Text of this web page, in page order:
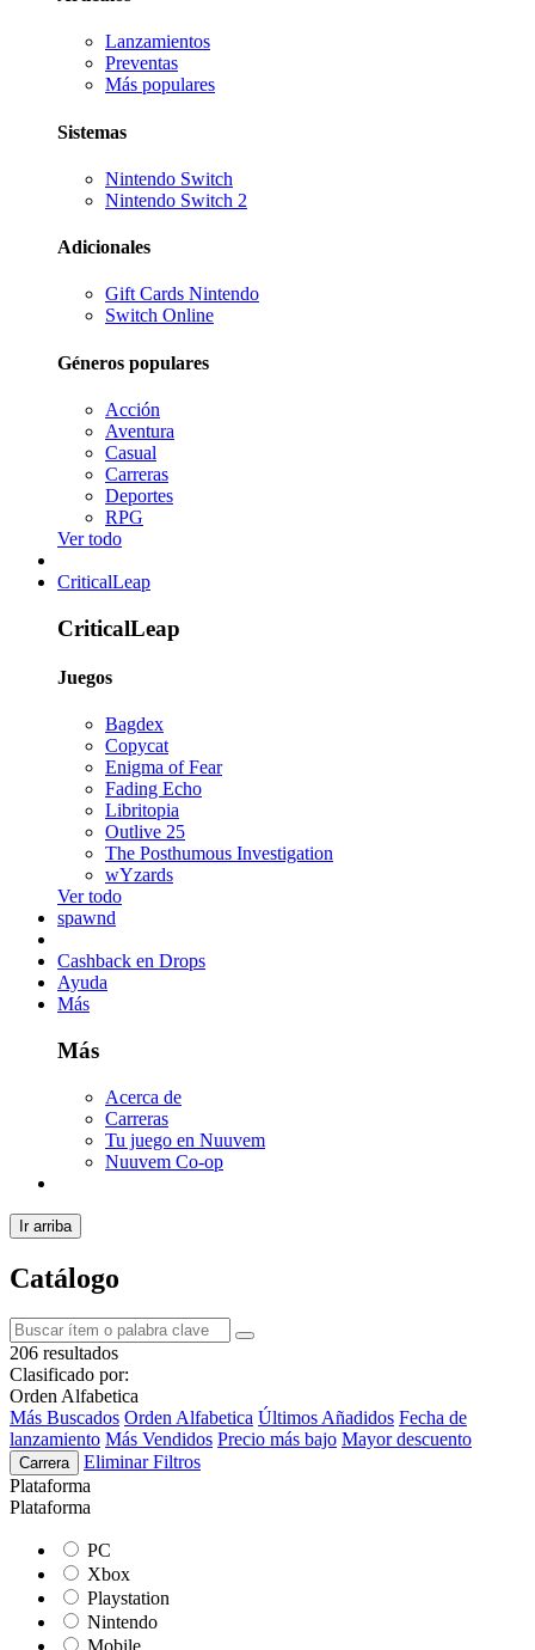
Lanzamientos
Preventas
Más populares
Sistemas
Nintendo Switch
Nintendo Switch 2
Adicionales
Gift Cards Nintendo
Switch Online
Géneros populares
Acción
Aventura
Casual
Carreras
Deportes
RPG
Ver todo
CriticalLeap
CriticalLeap
Juegos
Bagdex
Copycat
Enigma of Fear
Fading Echo
Libritopia
Outlive 25
The Posthumous Investigation
wYzards
Ver todo
spawnd
Cashback en Drops
Ayuda
Más
Más
Acerca de
Carreras
Tu juego en Nuuvem
Nuuvem Co-op
Ir arriba
Catálogo
206 resultados
Clasificado por:
Orden Alfabetica
Más Buscados Orden Alfabetica Últimos Añadidos Fecha de
lanzamiento Más Vendidos Precio más bajo Mayor descuento
Carrera
Eliminar Filtros
Plataforma
Plataforma
PC
Xbox
Playstation
Nintendo